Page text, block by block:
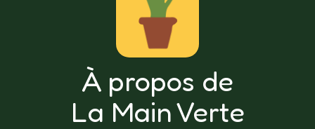
À propos de
La Main Verte